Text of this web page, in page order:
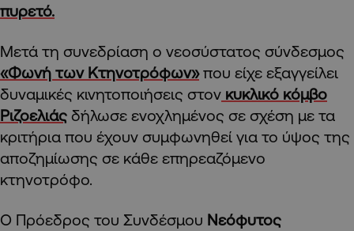
πυρετό.
Μετά τη συνεδρίαση ο νεοσύστατος σύνδεσμος
«Φωνή των Κτηνοτρόφων»που είχε εξαγγείλει
δυναμικές κινητοποιήσεις στον κυκλικό κόμβο
Ριζοελιάς δήλωσε ενοχλημένος σε σχέση με τα
κριτήρια που έχουν συμφωνηθεί για το ύψος της
αποζημίωσης σε κάθε επηρεαζόμενο
κτηνοτρόφο.
Ο Πρόεδρος του Συνδέσμου Νεόφυτος